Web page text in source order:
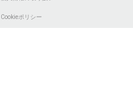
Cookieポリシー